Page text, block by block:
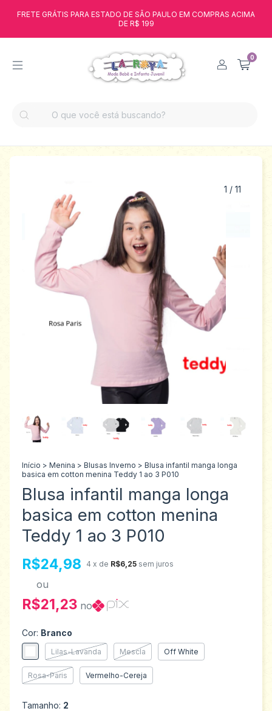
FRETE GRÁTIS PARA ESTADO DE SÃO PAULO EM COMPRAS ACIMA
DE R$ 199
0
1 / 11
Início > Menina > Blusas Inverno > Blusa infantil manga longa
basica em cotton menina Teddy 1 ao 3 P010
Blusa infantil manga longa
basica em cotton menina
Teddy 1 ao 3 P010
R$24,98 4 x de R$6,25 sem juros
ou
R$21,23 no
Cor: Branco
Lilas-Lavanda Mescla Off White
Rosa-Paris Vermelho-Cereja
Tamanho: 2